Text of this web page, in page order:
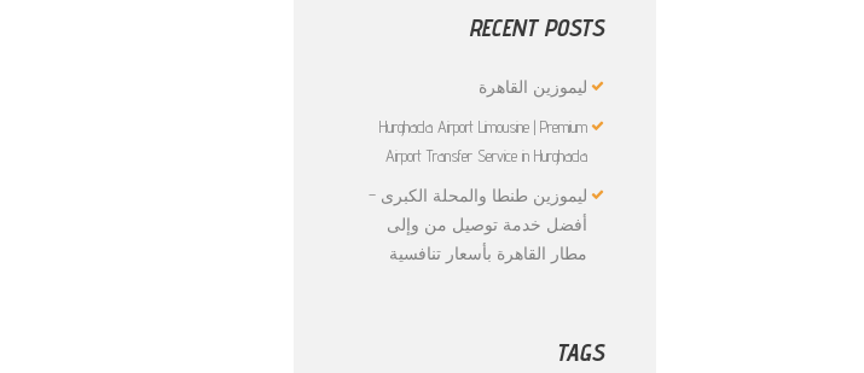
RECENT POSTS
ليموزين القاهرة
Hurghada Airport Limousine | Premium
Airport Transfer Service in Hurghada
ليموزين طنطا والمحلة الكبرى –
أفضل خدمة توصيل من وإلى
مطار القاهرة بأسعار تنافسية
TAGS